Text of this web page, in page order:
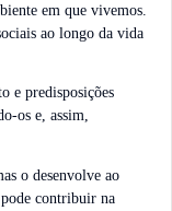
em que vivemos.
ao longo da vida
e predisposições
os e, assim,
o desenvolve ao
contribuir na